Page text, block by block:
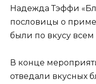
Надежда Тэффи
пословицы о
были по вкусу всем
В конце
отведали вкусных